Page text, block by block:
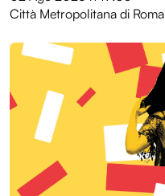
Città Metropolitana di Roma